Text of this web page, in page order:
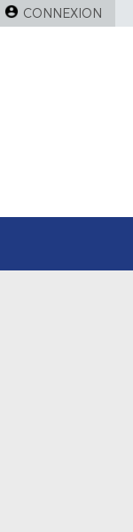
CONNEXION